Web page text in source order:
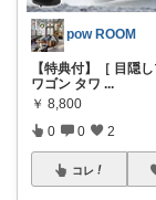
pow ROOM
【特典付】［ 目隠
ワゴン タワ ...
￥ 8,800
0 0 2
コレ